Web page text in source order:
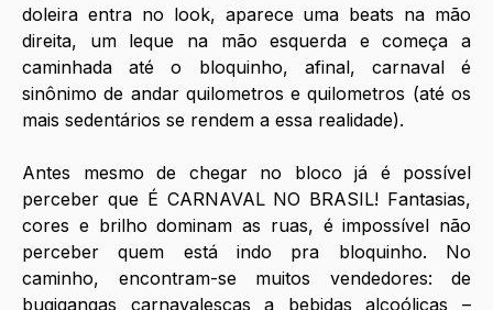
doleira entra no look, aparece uma beats na mão
direita, um leque na mão esquerda e começa a
caminhada até o bloquinho, afinal, carnaval é
sinônimo de andar quilometros e quilometros (até os
mais sedentários se rendem a essa realidade).
Antes mesmo de chegar no bloco já é possível
perceber que É CARNAVAL NO BRASIL! Fantasias,
cores e brilho dominam as ruas, é impossível não
perceber quem está indo pra bloquinho. No
caminho, encontram-se muitos vendedores: de
bugigangas carnavalescas a bebidas alcoólicas –